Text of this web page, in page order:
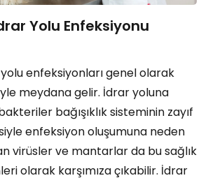
Yolu Enfeksiyonu
enfeksiyonları genel olarak
meydana gelir. İdrar yoluna
bağışıklık sisteminin zayıf
enfeksiyon oluşumuna neden
virüsler ve mantarlar da bu sağlık
olarak karşımıza çıkabilir. İdrar